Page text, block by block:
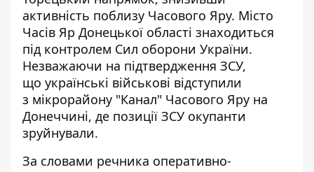
активність поблизу Часового Яру. Місто
Часів Яр Донецької області знаходиться
під контролем Сил оборони України.
Незважаючи на підтвердження ЗСУ,
що українські військові відступили
з мікрорайону "Канал" Часового Яру на
Донеччині, де позиції ЗСУ окупанти
зруйнували.
За словами речника оперативно-